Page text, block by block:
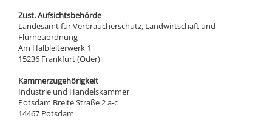
Zust. Aufsichtsbehörde
Landesamt für Verbraucherschutz, Landwirtschaft und
Flurneuordnung
Am Halbleiterwerk 1
15236 Frankfurt (Oder)
Kammerzugehörigkeit
Industrie und Handelskammer
Potsdam Breite Straße 2 a-c
14467 Potsdam